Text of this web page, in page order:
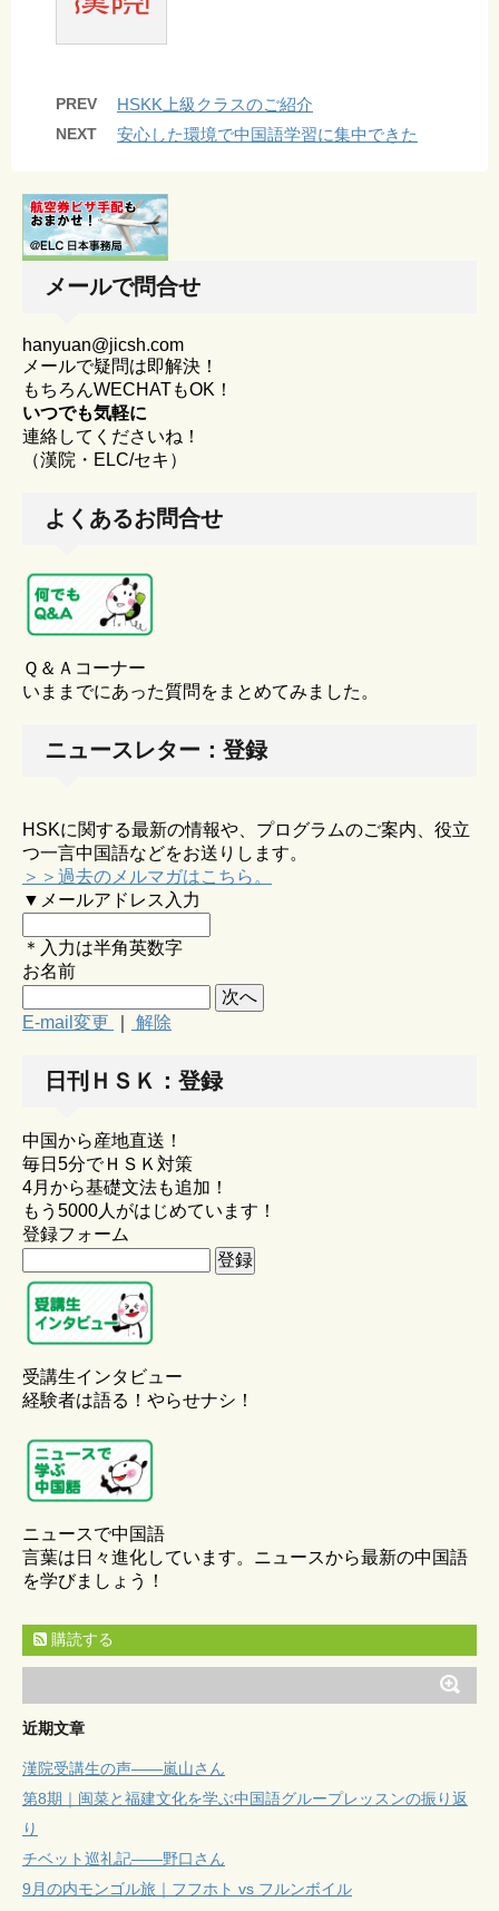
PREV HSKK上級クラスのご紹介
NEXT 安心した環境で中国語学習に集中できた
メールで問合せ
hanyuan@jicsh.com
メールで疑問は即解決！
もちろんWECHATもOK！
いつでも気軽に
連絡してくださいね！
（漢院・ELC/セキ）
よくあるお問合せ
Ｑ＆Ａコーナー
いままでにあった質問をまとめてみました。
ニュースレター：登録
HSKに関する最新の情報や、プログラムのご案内、役立
つ一言中国語などをお送りします。
＞＞過去のメルマガはこちら。
▼メールアドレス入力
＊入力は半角英数字
お名前
E-mail変更 解除
日刊ＨＳＫ：登録
中国から産地直送！
毎日5分でＨＳＫ対策
4月から基礎文法も追加！
もう5000人がはじめています！
登録フォーム
受講生インタビュー
経験者は語る！やらせナシ！
ニュースで中国語
言葉は日々進化しています。ニュースから最新の中国語
を学びましょう！
購読する
近期文章
漢院受講生の声——嵐山さん
第8期｜闽菜と福建文化を学ぶ中国語グループレッスンの振り返
り
チベット巡礼記——野口さん
9月の内モンゴル旅｜フフホト vs フルンボイル